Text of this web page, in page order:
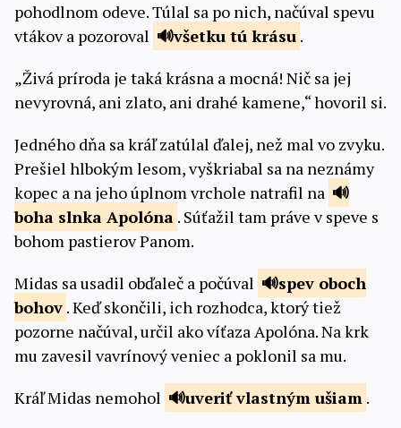
pohodlnom odeve. Túlal sa po nich, načúval spevu
vtákov a pozoroval
všetku tú krásu .
„Živá príroda je taká krásna a mocná! Nič sa jej
nevyrovná, ani zlato, ani drahé kamene,“ hovoril si.
Jedného dňa sa kráľ zatúlal ďalej, než mal vo zvyku.
Prešiel hlbokým lesom, vyškriabal sa na neznámy
kopec a na jeho úplnom vrchole natrafil na
boha slnka Apolóna . Súťažil tam práve v speve s
bohom pastierov Panom.
Midas sa usadil obďaleč a počúval
spev oboch
bohov . Keď skončili, ich rozhodca, ktorý tiež
pozorne načúval, určil ako víťaza Apolóna. Na krk
mu zavesil vavrínový veniec a poklonil sa mu.
Kráľ Midas nemohol
uveriť vlastným ušiam .